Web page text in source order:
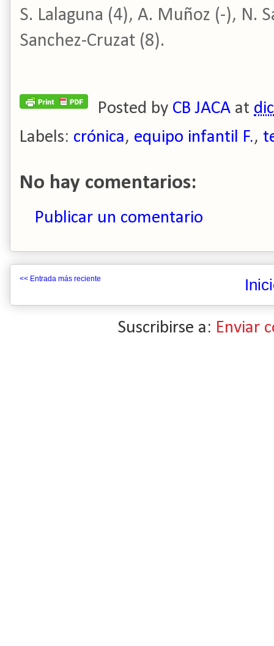
S. Lalaguna (4), A. Muñoz (-), N.
Sanchez-Cruzat (8).
Posted by CB JACA at
Labels: crónica, equipo infantil F.,
No hay comentarios:
Publicar un comentario
<< Entrada más reciente
Suscribirse a: Enviar